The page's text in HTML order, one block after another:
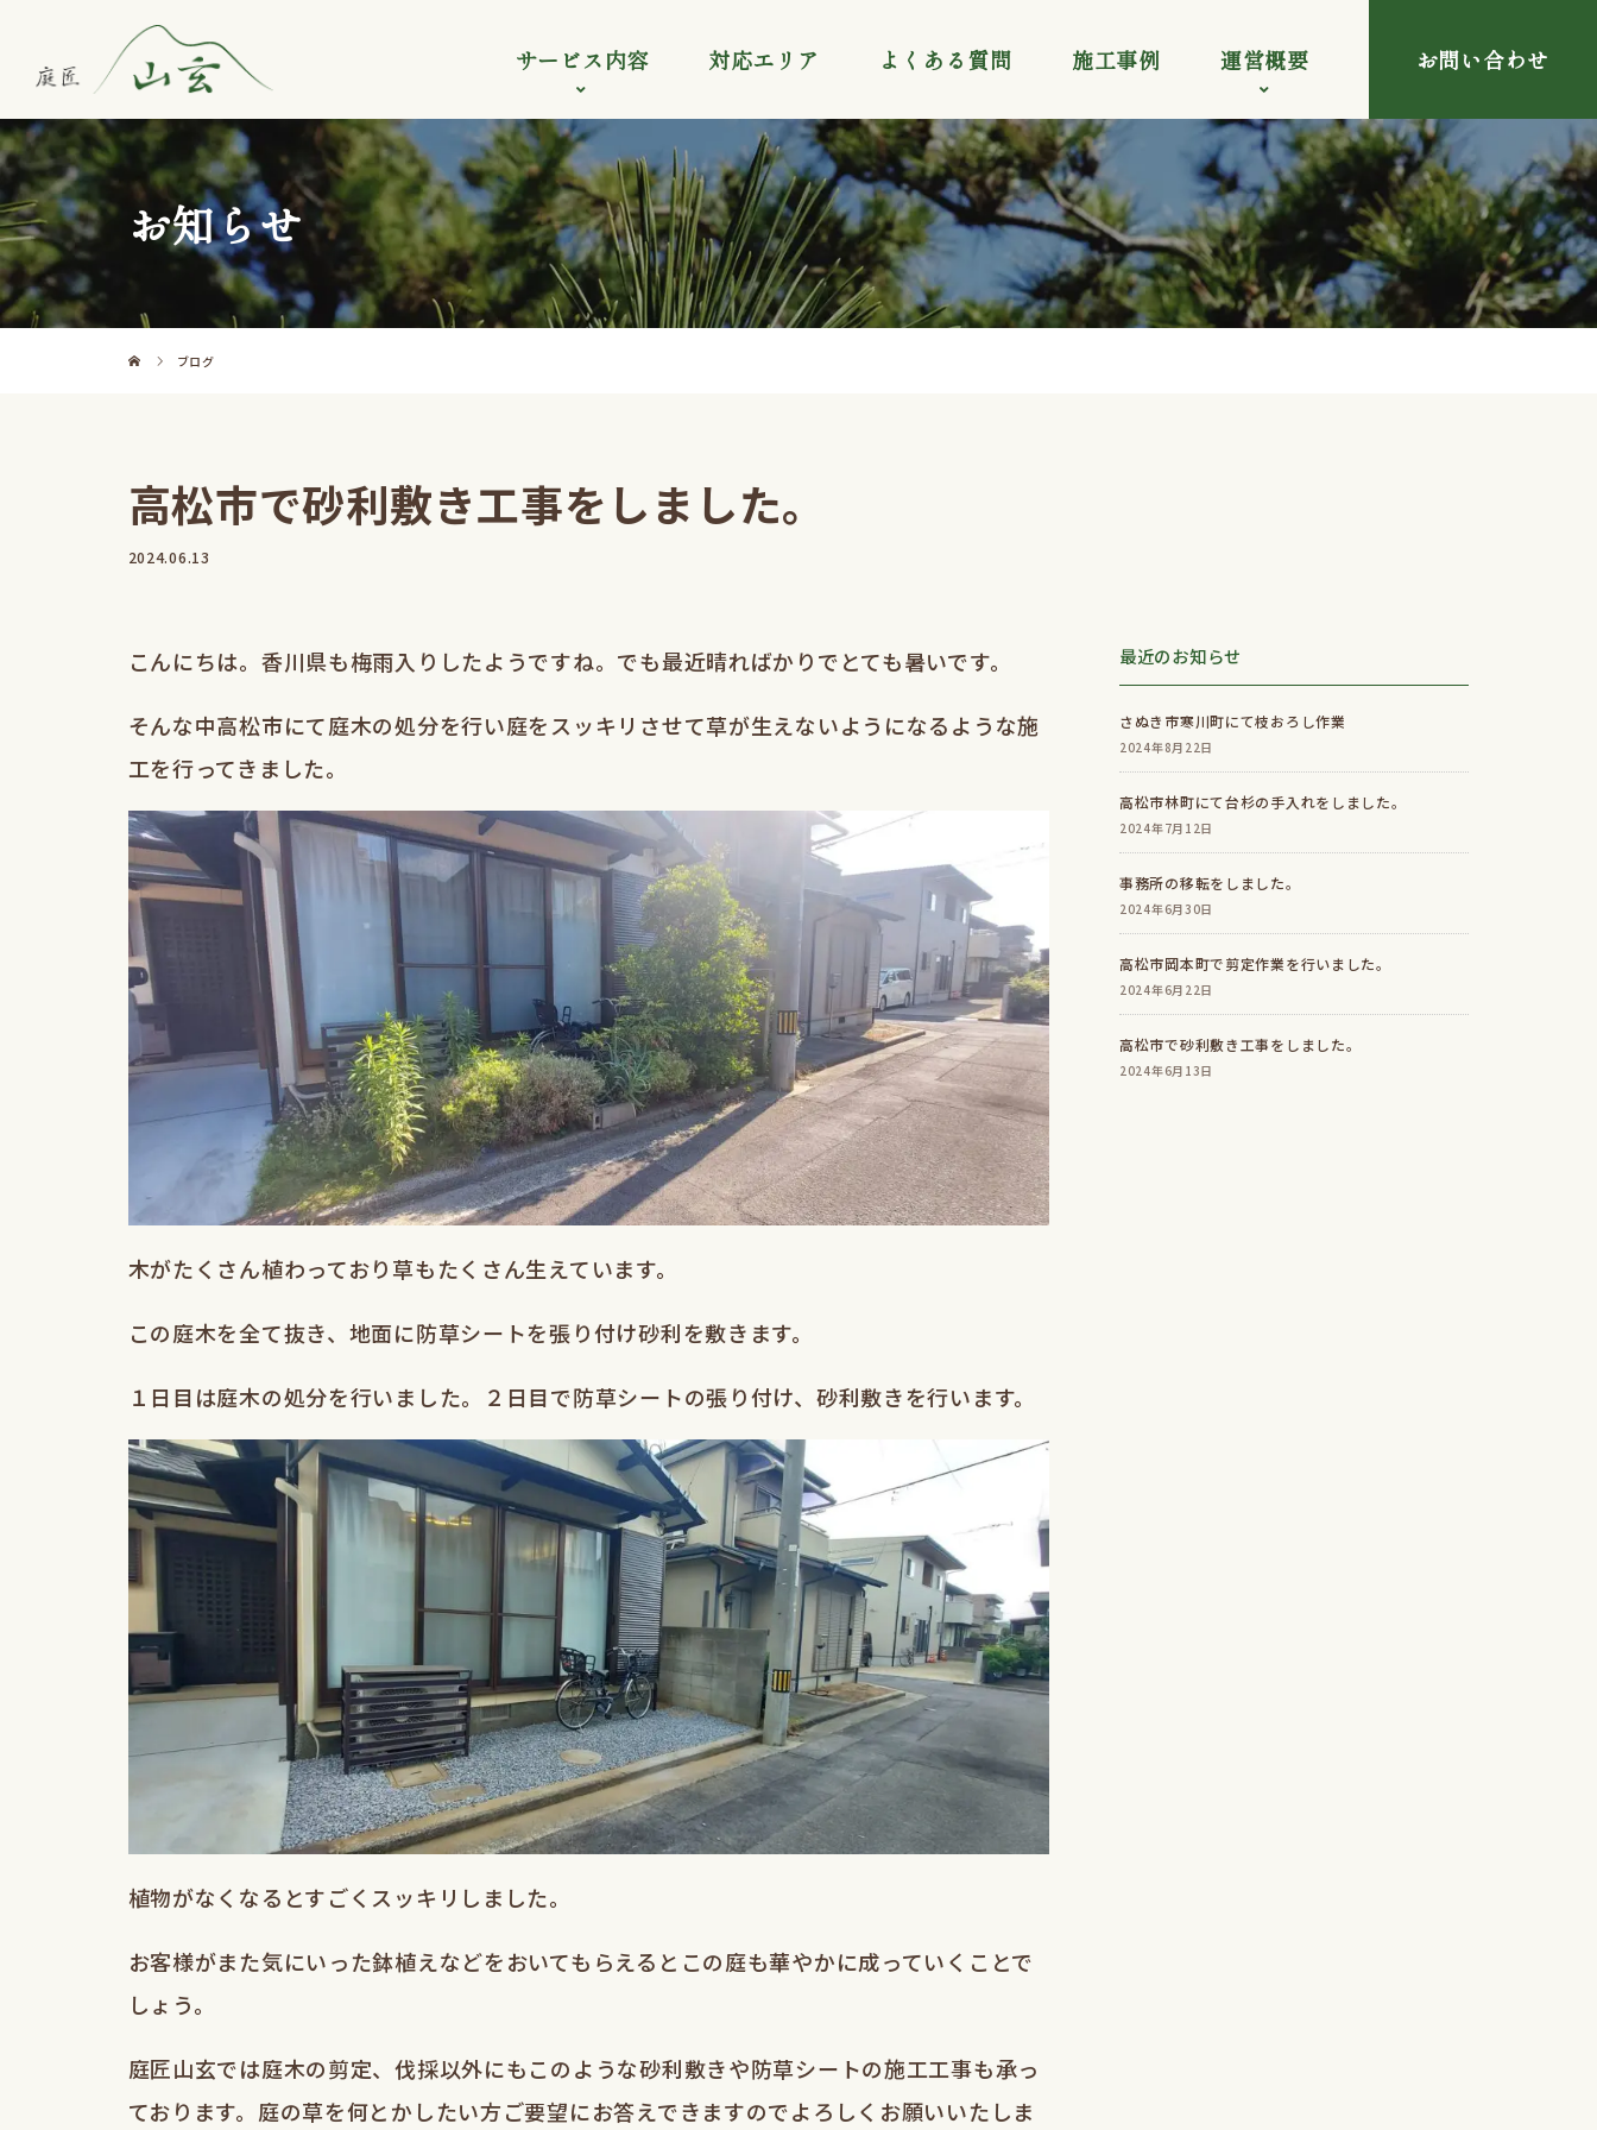
サービス内容 対応エリア よくある質問 施工事例 運営概要 お問い合わせ
お知らせ
ブログ
高松市で砂利敷き工事をしました。
2024.06.13
こんにちは。香川県も梅雨入りしたようですね。でも最近晴ればかりでとても暑いです。
そんな中高松市にて庭木の処分を行い庭をスッキリさせて草が生えないようになるような施
工を行ってきました。
木がたくさん植わっており草もたくさん生えています。
この庭木を全て抜き、地面に防草シートを張り付け砂利を敷きます。
１日目は庭木の処分を行いました。２日目で防草シートの張り付け、砂利敷きを行います。
植物がなくなるとすごくスッキリしました。
お客様がまた気にいった鉢植えなどをおいてもらえるとこの庭も華やかに成っていくことで
しょう。
庭匠山玄では庭木の剪定、伐採以外にもこのような砂利敷きや防草シートの施工工事も承っ
ております。庭の草を何とかしたい方ご要望にお答えできますのでよろしくお願いいたしま
最近のお知らせ
さぬき市寒川町にて枝おろし作業
2024年8月22日
高松市林町にて台杉の手入れをしました。
2024年7月12日
事務所の移転をしました。
2024年6月30日
高松市岡本町で剪定作業を行いました。
2024年6月22日
高松市で砂利敷き工事をしました。
2024年6月13日